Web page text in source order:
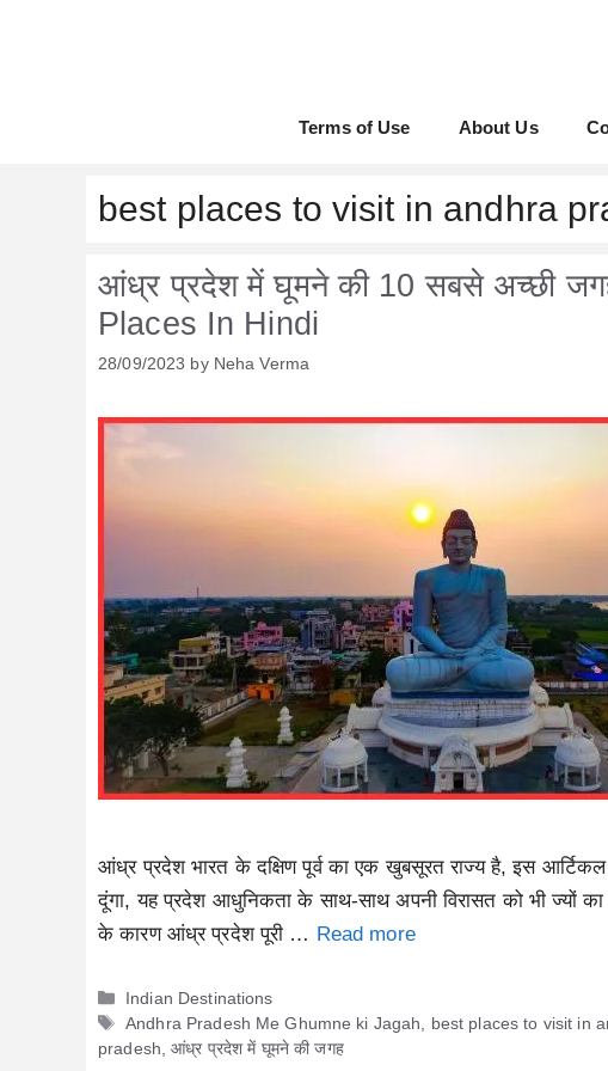
Terms of Use About Us
best places to visit in andhra
आंध्र प्रदेश में घूमने की 10 सबसे अच्छी
Places In Hindi
28/09/2023 by Neha Verma
आंध्र प्रदेश भारत के दक्षिण पूर्व का एक खुबसूरत राज्य है, इस
दूंगा, यह प्रदेश आधुनिकता के साथ-साथ अपनी विरासत को भी ज्यों का
के कारण आंध्र प्रदेश पूरी … Read more
Categories
Indian Destinations
Tags
Andhra Pradesh Me Ghumne ki Jagah best places to visit in
pradesh ,आंध्र प्रदेश में घूमने की जगह